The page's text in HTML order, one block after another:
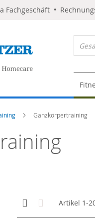
Fachgeschäft •
Ganzkörpertraining
Anzeigen
als
Kachelansicht
Artikel 1-